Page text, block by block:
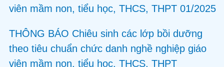
viên mầm non, tiểu học, THCS, THPT 01/2025
THÔNG BÁO Chiêu sinh các lớp bồi dưỡng
theo tiêu chuẩn chức danh nghề nghiệp giáo
viên mầm non, tiểu học, THCS, THPT